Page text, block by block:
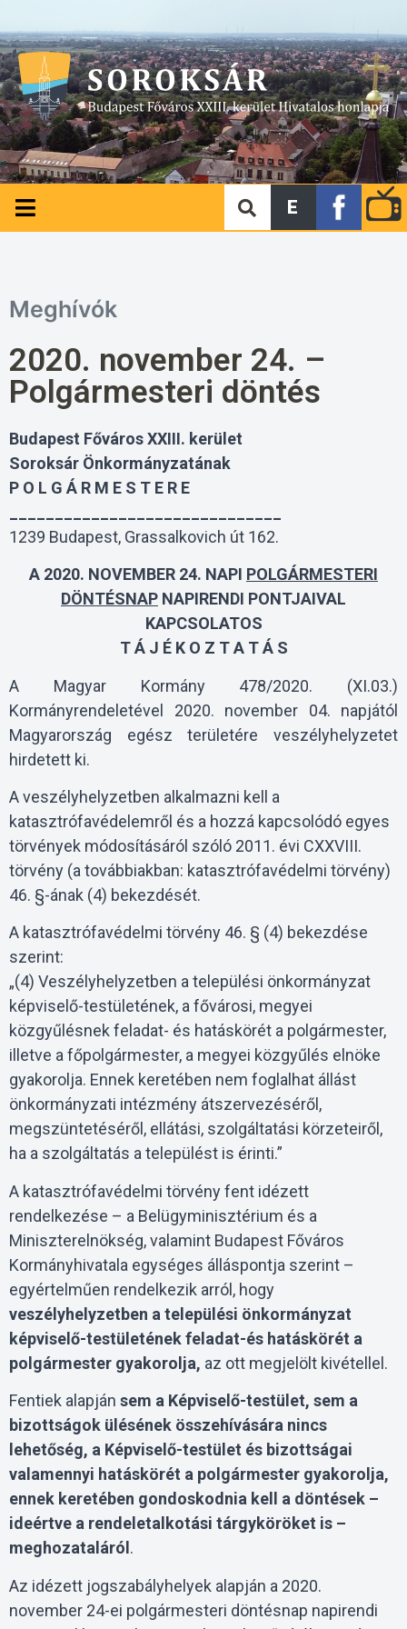
E
Meghívók
2020. november 24. –
Polgármesteri döntés
Budapest Főváros XXIII. kerület
Soroksár Önkormányzatának
P O L G Á R M E S T E R E
1239 Budapest, Grassalkovich út 162.
A 2020. NOVEMBER 24. NAPI POLGÁRMESTERI
DÖNTÉSNAP NAPIRENDI PONTJAIVAL
KAPCSOLATOS
T Á J É K O Z T A T Á S
A Magyar Kormány 478/2020. (XI.03.)
Kormányrendeletével 2020. november 04. napjától
Magyarország egész területére veszélyhelyzetet
hirdetett ki.
A veszélyhelyzetben alkalmazni kell a
katasztrófavédelemről és a hozzá kapcsolódó egyes
törvények módosításáról szóló 2011. évi CXXVIII.
törvény (a továbbiakban: katasztrófavédelmi törvény)
46. §-ának (4) bekezdését.
A katasztrófavédelmi törvény 46. § (4) bekezdése
szerint:
„(4) Veszélyhelyzetben a települési önkormányzat
képviselő-testületének, a fővárosi, megyei
közgyűlésnek feladat- és hatáskörét a polgármester,
illetve a főpolgármester, a megyei közgyűlés elnöke
gyakorolja. Ennek keretében nem foglalhat állást
önkormányzati intézmény átszervezéséről,
megszüntetéséről, ellátási, szolgáltatási körzeteiről,
ha a szolgáltatás a települést is érinti.”
A katasztrófavédelmi törvény fent idézett
rendelkezése – a Belügyminisztérium és a
Miniszterelnökség, valamint Budapest Főváros
Kormányhivatala egységes álláspontja szerint –
egyértelműen rendelkezik arról, hogy
veszélyhelyzetben a települési önkormányzat
képviselő-testületének feladat-és hatáskörét a
polgármester gyakorolja, az ott megjelölt kivétellel.
Fentiek alapján sem a Képviselő-testület, sem a
bizottságok ülésének összehívására nincs
lehetőség, a Képviselő-testület és bizottságai
valamennyi hatáskörét a polgármester gyakorolja,
ennek keretében gondoskodnia kell a döntések –
ideértve a rendeletalkotási tárgyköröket is –
meghozataláról .
Az idézett jogszabályhelyek alapján a 2020.
november 24-ei polgármesteri döntésnap napirendi